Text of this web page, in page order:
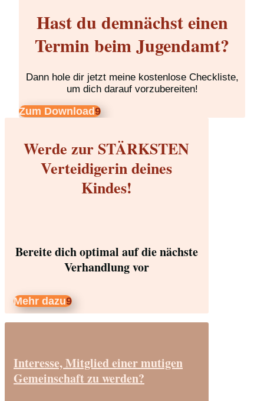
Hast du demnächst einen
Termin beim Jugendamt?
Dann hole dir jetzt meine kostenlose Checkliste,
um dich darauf vorzubereiten!
Zum Download
Werde zur STÄRKSTEN
Verteidigerin deines
Kindes!
Bereite dich optimal auf die nächste
Verhandlung vor
Mehr dazu
Interesse, Mitglied einer mutigen
Gemeinschaft zu werden?